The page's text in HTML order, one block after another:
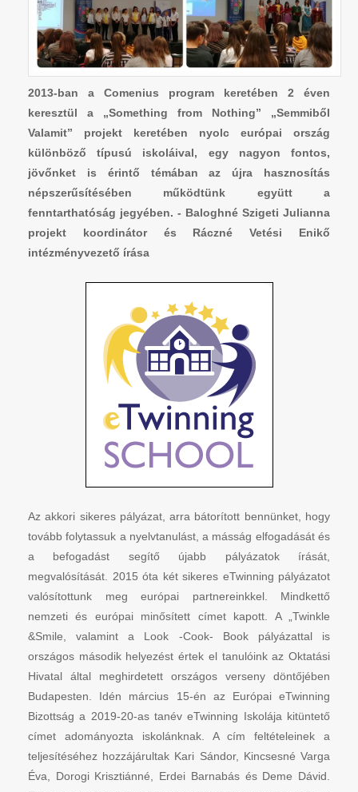
2013-ban a Comenius program keretében 2 éven
keresztül a „Something from Nothing” „Semmiből
Valamit” projekt keretében nyolc európai ország
különböző típusú iskoláival, egy nagyon fontos,
jövőnket is érintő témában az újra hasznosítás
népszerűsítésében működtünk együtt a
fenntarthatóság jegyében. - Baloghné Szigeti Julianna
projekt koordinátor és Ráczné Vetési Enikő
intézményvezető írása
Az akkori sikeres pályázat, arra bátorított bennünket, hogy
tovább folytassuk a nyelvtanulást, a másság elfogadását és
a befogadást segítő újabb pályázatok írását,
megvalósítását. 2015 óta két sikeres eTwinning pályázatot
valósítottunk meg európai partnereinkkel. Mindkettő
nemzeti és európai minősített címet kapott. A „Twinkle
&Smile, valamint a Look -Cook- Book pályázattal is
országos második helyezést értek el tanulóink az Oktatási
Hivatal által meghirdetett országos verseny döntőjében
Budapesten. Idén március 15-én az Európai eTwinning
Bizottság a 2019-20-as tanév eTwinning Iskolája kitüntető
címet adományozta iskolánknak. A cím feltételeinek a
teljesítéséhez hozzájárultak Kari Sándor, Kincsesné Varga
Éva, Dorogi Krisztiánné, Erdei Barnabás és Deme Dávid.